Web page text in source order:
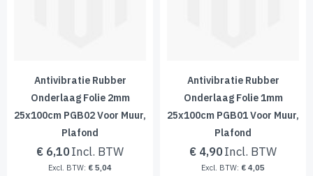
Antivibratie Rubber
Onderlaag Folie 2mm
25x100cm PGB02 Voor Muur,
Plafond
€ 6,10
€ 5,04
Antivibratie Rubber
Onderlaag Folie 1mm
25x100cm PGB01 Voor Muur,
Plafond
€ 4,90
€ 4,05